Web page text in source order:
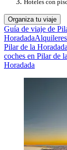
Hoteles con
Organiza tu viaje
Guía de viaje de
Horadada
Pilar de la Horadada
coches en Pilar de
Horadada